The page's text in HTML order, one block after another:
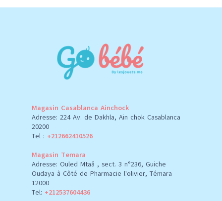
Magasin Casablanca Ainchock
Adresse: 224 Av. de Dakhla, Ain chok Casablanca
20200
Tel : +212662410526
Magasin Temara
Adresse: Ouled Mtaâ , sect. 3 n°236, Guiche
Oudaya à Côté de Pharmacie l'olivier, Témara
12000
Tel: +212537604436